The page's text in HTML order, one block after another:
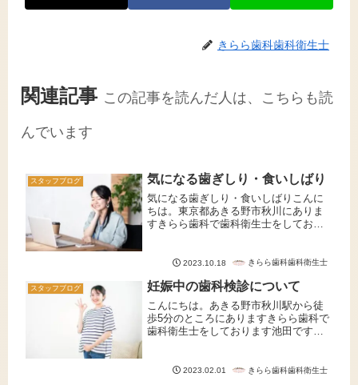
きらら歯科歯科衛生士
関連記事 この記事を読んだ人は、こちらも読
んでいます
スタッフブログ 気になる歯ぎしり・食いしばり
気になる歯ぎしり・食いしばりこんに
ちは。東京都あきる野市秋川にありま
すきらら歯科で歯科衛生士をしており
す。歯ぎしり・くいしばりについて朝
が...
2023.10.18 きらら歯科歯科衛生士
スタッフブログ 妊娠中の歯科検診について
こんにちは。あきる野市秋川駅から徒
歩5分のところにありますきらら歯科で
歯科衛生士をしております池田です。
なりやすい妊娠によってホルモンバラ
2023.02.01 きらら歯科歯科衛生士